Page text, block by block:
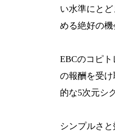
い水準にと
める絶好の機
EBCのコピ
の報酬を受
的な5次元シ
シンプルさ